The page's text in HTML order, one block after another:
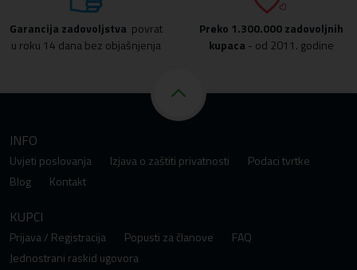
Garancija zadovoljstva povrat
u roku 14 dana bez objašnjenja
Preko 1.300.000 zadovoljnih
kupaca - od 2011. godine
INFO
Uvjeti poslovanja Izjava o zaštiti privatnosti
Podaci tvrtke
Blog
Kontakt
KUPCI
Prijava / Registracija Popusti za članove
FAQ
Jednostrani raskid ugovora